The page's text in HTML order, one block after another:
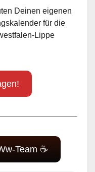
Deinen eigenen
für die
Lippe
Team ☕